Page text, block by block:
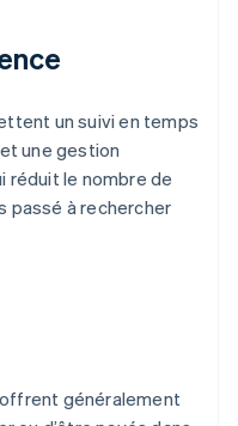
un suivi en temps
une gestion
réduit le nombre de
passé à rechercher
généralement